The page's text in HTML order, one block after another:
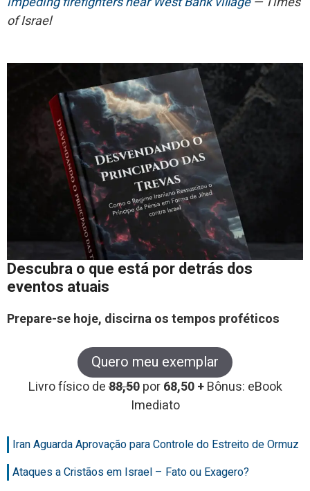
of Israel
Descubra o que está por detrás dos
eventos atuais
Prepare-se hoje, discirna os tempos proféticos
Quero meu exemplar
Livro físico de88,50 por68,50 +Bônus: eBook
Imediato
Iran Aguarda Aprovação para Controle do Estreito de Ormuz
Ataques a Cristãos em Israel – Fato ou Exagero?